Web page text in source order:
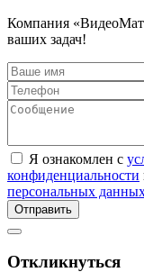
Компания
ваших задач!
Я ознакомлен с
конфиденциальности
персональных
Отправить
Откликнуться